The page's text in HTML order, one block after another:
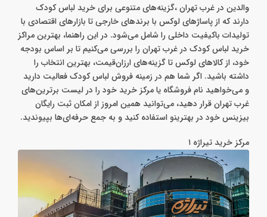
والدین در غرب تهران ،گزینه‌های متنوعی برای خرید لباس کودک
دارند که از پاساژهای لوکس با برندهای خارجی تا بازارهای اقتصادی با
تولیدات باکیفیت داخلی را شامل می‌شود. در این راهنما، بهترین مراکز
خرید لباس کودک در غرب تهران را بررسی می‌کنیم تا بر اساس بودجه
خود، از کالاهای لوکس تا گزینه‌های ارزان‌قیمت، بهترین انتخاب را
داشته باشید. اگر شما هم در زمینه فروش لباس کودک فعالیت دارید
و می‌خواهید نام فروشگاه یا مرکز خرید خود را در لیست برترین‌های
غرب تهران قرار دهید، می‌توانید همین امروز از امکان ثبت رایگان
بیزینس خود در بهترینو استفاده کنید و به جمع حرفه‌ای‌ها بپیوندید.
مرکز خرید تیراژه ۱